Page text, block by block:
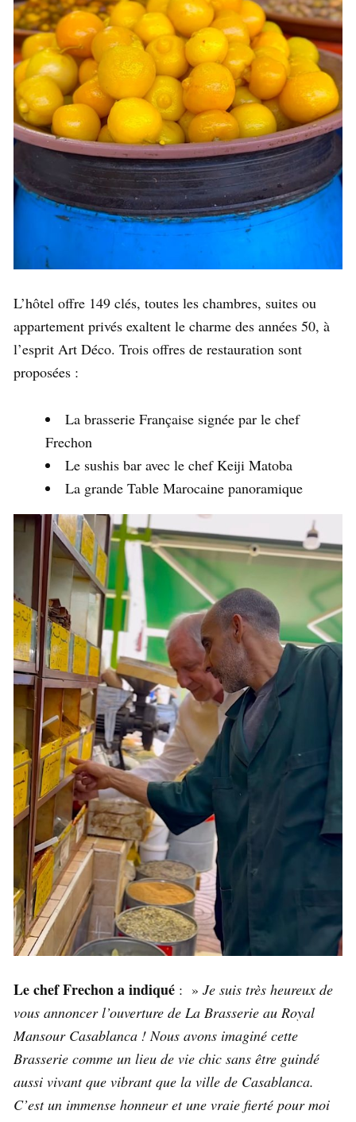
L’hôtel offre 149 clés, toutes les chambres, suites ou
appartement privés exaltent le charme des années 50, à
l’esprit Art Déco. Trois offres de restauration sont
proposées :
La brasserie Française signée par le chef
Frechon
Le sushis bar avec le chef Keiji Matoba
La grande Table Marocaine panoramique
Le chef Frechon a indiqué : » Je suis très heureux de
vous annoncer l’ouverture de La Brasserie au Royal
Mansour Casablanca ! Nous avons imaginé cette
Brasserie comme un lieu de vie chic sans être guindé
aussi vivant que vibrant que la ville de Casablanca.
C’est un immense honneur et une vraie fierté pour moi